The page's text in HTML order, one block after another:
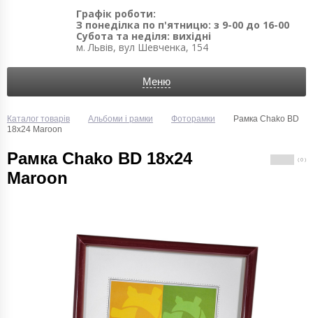
Графік роботи:
З понеділка по п'ятницю: з 9-00 до 16-00
Субота та неділя: вихідні
м. Львів, вул Шевченка, 154
Меню
Каталог товарів Альбоми і рамки Фоторамки
Рамка Chako BD
18x24 Maroon
Рамка Chako BD 18x24
Maroon
( 0 )